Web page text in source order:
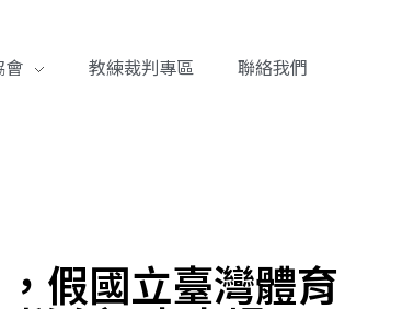
會 教練裁判專區 聯絡我們
假國立臺灣體育